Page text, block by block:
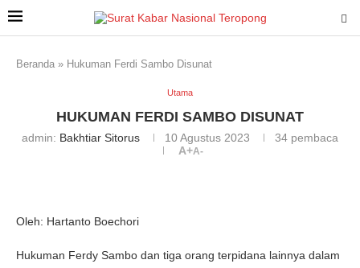
Beranda » Hukuman Ferdi Sambo Disunat
Utama
HUKUMAN FERDI SAMBO DISUNAT
admin: Bakhtiar Sitorus 10 Agustus 2023 34 pembaca
A+A-
Oleh: Hartanto Boechori
Hukuman Ferdy Sambo dan tiga orang terpidana lainnya dalam